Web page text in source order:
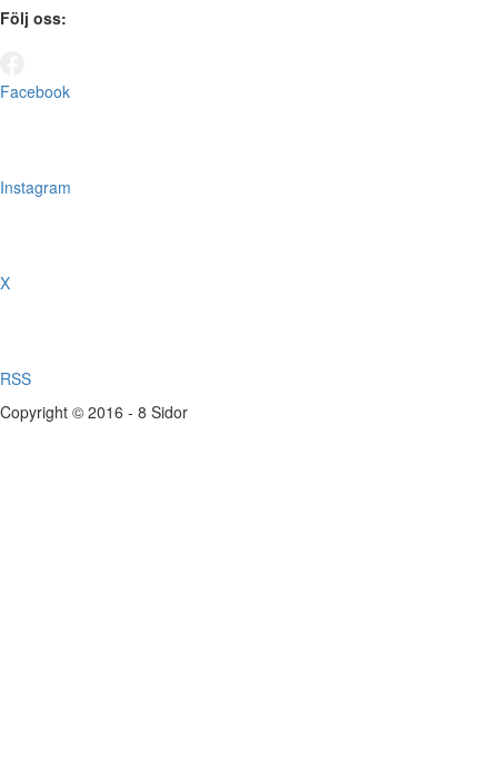
Följ oss:
Facebook
Instagram
X
RSS
Copyright © 2016 - 8 Sidor